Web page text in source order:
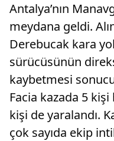
Antalya’nın
meydana geldi.
Derebucak kara
sürücüsünün
kaybetmesi
Facia kazada 5 kişi
kişi de yaralandı.
çok sayıda ekip